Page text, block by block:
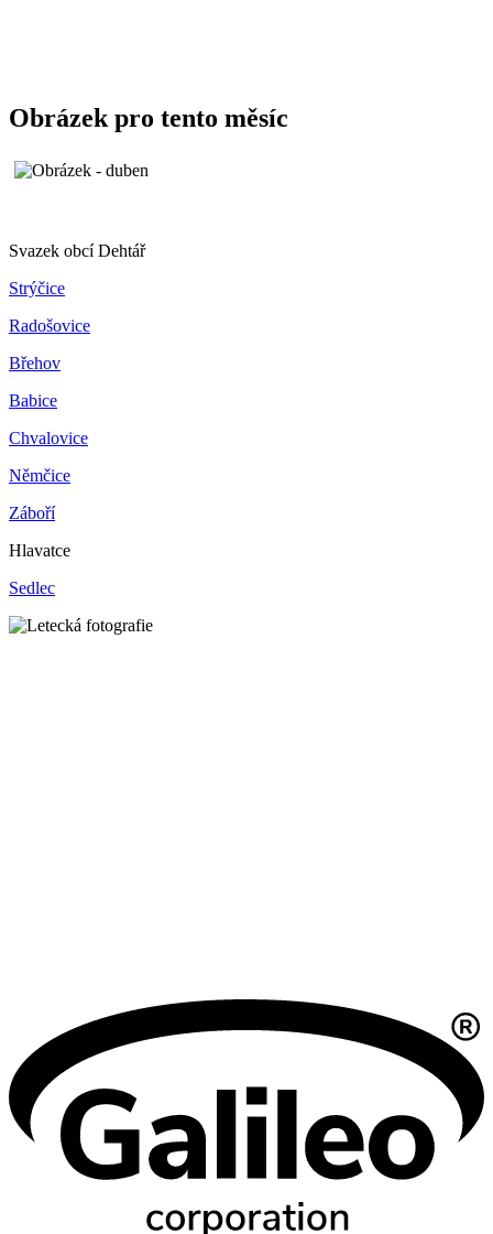
Obrázek pro tento měsíc
Svazek obcí Dehtář
Strýčice
Radošovice
Břehov
Babice
Chvalovice
Němčice
Záboří
Hlavatce
Sedlec